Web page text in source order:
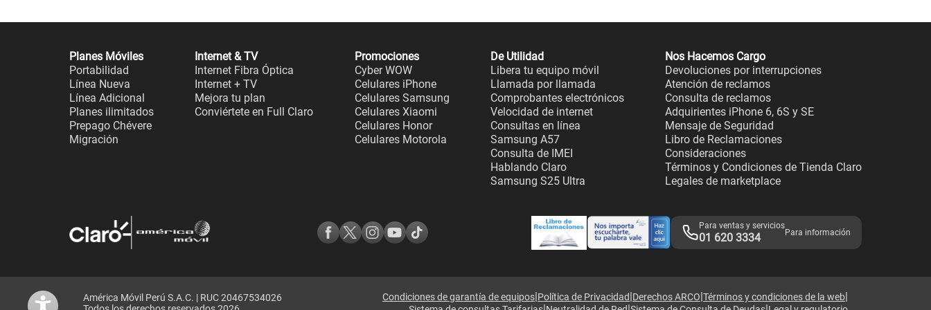
Planes Móviles
Portabilidad
Línea Nueva
Línea Adicional
Planes ilimitados
Prepago Chévere
Migración
Internet & TV
Internet Fibra Óptica
Internet + TV
Mejora tu plan
Conviértete en Full Claro
Promociones
Cyber WOW
Celulares iPhone
Celulares Samsung
Celulares Xiaomi
Celulares Honor
Celulares Motorola
De Utilidad
Libera tu equipo móvil
Llamada por llamada
Comprobantes electrónicos
Velocidad de internet
Consultas en línea
Samsung A57
Consulta de IMEI
Hablando Claro
Samsung S25 Ultra
Nos Hacemos Cargo
Devoluciones por interrupciones
Atención de reclamos
Consulta de reclamos
Adquirientes iPhone 6, 6S y SE
Mensaje de Seguridad
Libro de Reclamaciones
Consideraciones
Términos y Condiciones de Tienda Claro
Legales de marketplace
Para ventas y servicios
01 620 3334 Para información
América Móvil Perú S.A.C. | RUC 20467534026
Condiciones de garantía de equipos|Política de Privacidad|Derechos ARCO|Términos y condiciones de la web|